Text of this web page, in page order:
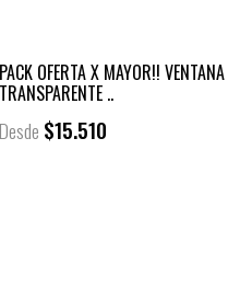
PACK OFERTA X MAYOR!! VENTANA
TRANSPARENTE ..
Desde $15.510